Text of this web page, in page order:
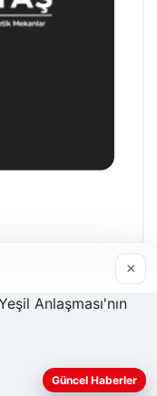
anlayabilmek,
×
Güncel Haberler